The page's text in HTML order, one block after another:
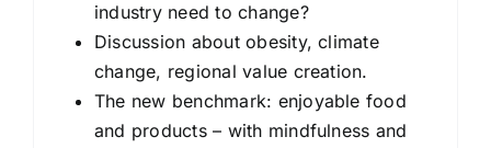
industry need to change?
Discussion about obesity, climate
change, regional value creation.
The new benchmark: enjoyable food
and products – with mindfulness and